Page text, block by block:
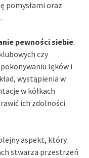
pomysłami oraz
pewności siebie.
czy
lęków i
wystąpienia w
w kółkach
ich zdolności
aspekt, który
stwarza przestrzeń